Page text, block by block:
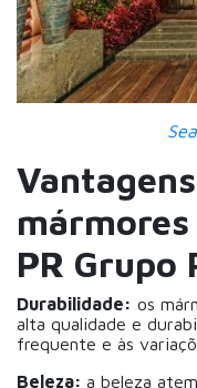
PR Grupo
Durabilidade: os
alta qualidade e
frequente e às
Beleza: a beleza